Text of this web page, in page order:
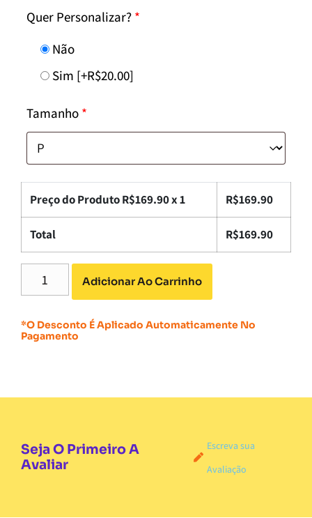
Quer Personalizar? *
Não
Sim [+R$20.00]
Tamanho *
Preço do Produto R$169.90x 1 R$169.90
Total R$169.90
Adicionar Ao Carrinho
*O Desconto É Aplicado Automaticamente No
Pagamento
Seja O Primeiro A
Avaliar
Escreva sua
Avaliação